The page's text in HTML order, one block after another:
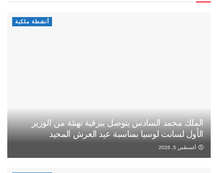
أنشطة ملكية
الملك محمد السادس يتوصل ببرقية تهنئة من الوزير
الأول لسانت لوسيا بمناسبة عيد العرش المجيد
أغسطس 5, 2026